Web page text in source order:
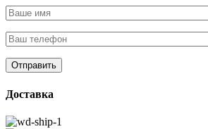
Доставка